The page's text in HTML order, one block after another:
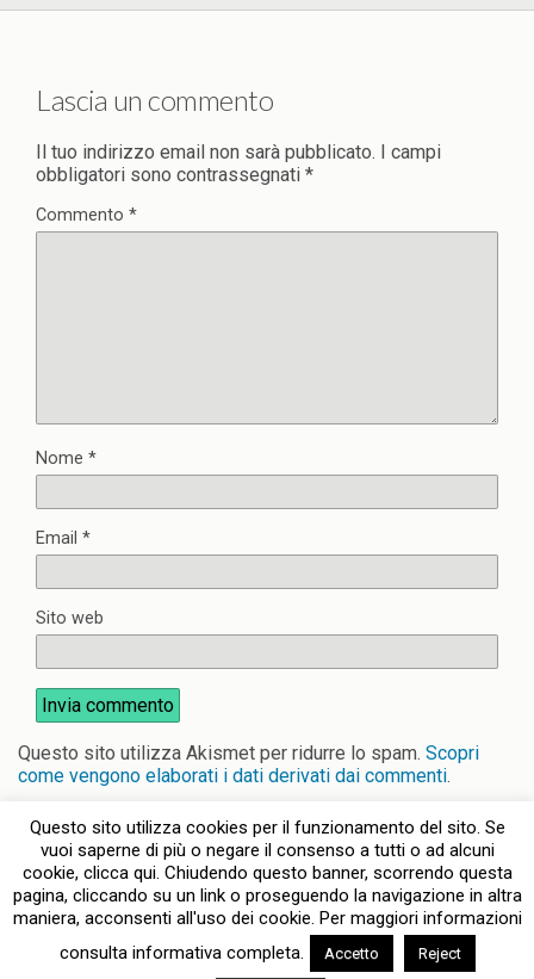
Lascia un commento
Il tuo indirizzo email non sarà pubblicato. I campi
obbligatori sono contrassegnati *
Commento *
Nome *
Email *
Sito web
Questo sito utilizza Akismet per ridurre lo spam. Scopri
come vengono elaborati i dati derivati dai commenti.
Torna su
Dispositivo Portatile Pc Desktop
Questo sito utilizza cookies per il funzionamento del sito. Se
vuoi saperne di più o negare il consenso a tutti o ad alcuni
cookie, clicca qui. Chiudendo questo banner, scorrendo questa
pagina, cliccando su un link o proseguendo la navigazione in altra
maniera, acconsenti all'uso dei cookie. Per maggiori informazioni
consulta informativa completa.
Accetto Reject